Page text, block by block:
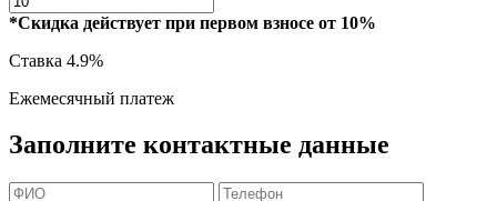
*Скидка действует при первом взносе от 10%
Ставка 4.9%
Ежемесячный платеж
Заполните контактные данные